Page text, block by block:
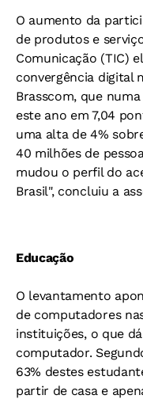
O aumento da
de produtos e
Comunicação (TIC)
convergência digital
Brasscom, que
este ano em 7,04
uma alta de 4%
40 milhões de
mudou o perfil do
Brasil", concluiu a
Educação
O levantamento
de computadores
instituições, o que
computador.
63% destes
partir de casa e